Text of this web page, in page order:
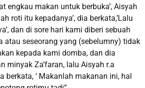
engkau makan untuk berbuka’, Aisyah
roti itu kepadanya’, dia berkata,’Lalu
dan di sore hari kami diberi sebuah
atau seseorang yang (sebelumny) tidak
kepada kami domba, dan dia
minyak Za’faran, lalu Aisyah r.a
berkata, ‘ Makanlah makanan ini, hal